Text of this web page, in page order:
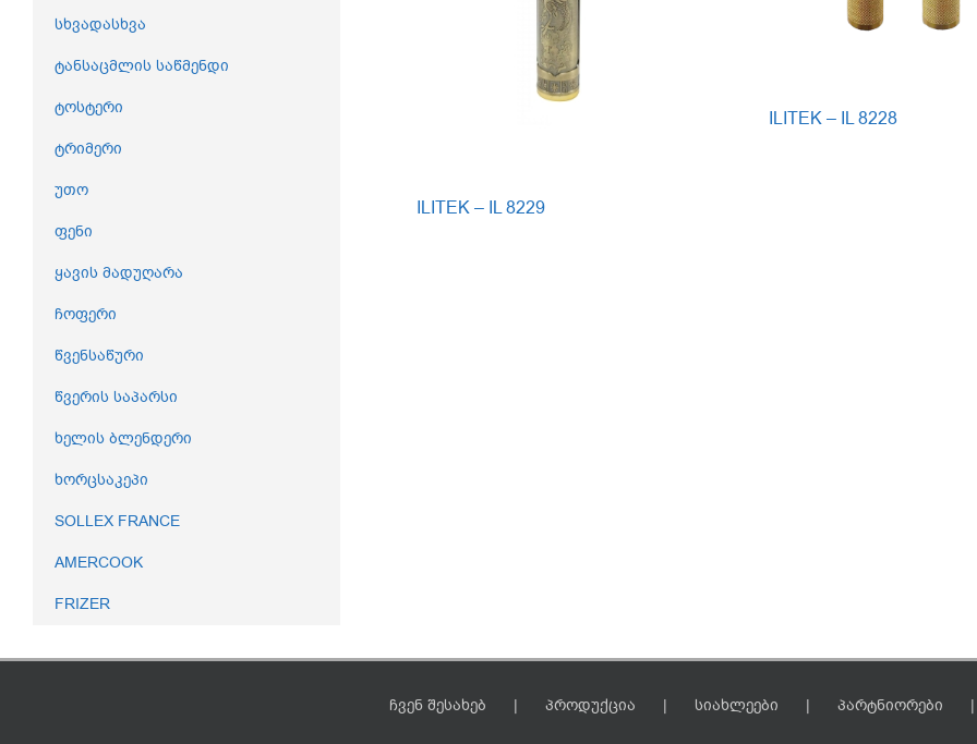
ILITEK – IL 8229
ILITEK – IL 8228
სხვადასხვა
ტანსაცმლის საწმენდი
ტოსტერი
ტრიმერი
უთო
ფენი
ყავის მადუღარა
ჩოფერი
წვენსაწური
წვერის საპარსი
ხელის ბლენდერი
ხორცსაკეპი
SOLLEX FRANCE
AMERCOOK
FRIZER
ჩვენ შესახებ პროდუქცია სიახლეები პარტნიორები